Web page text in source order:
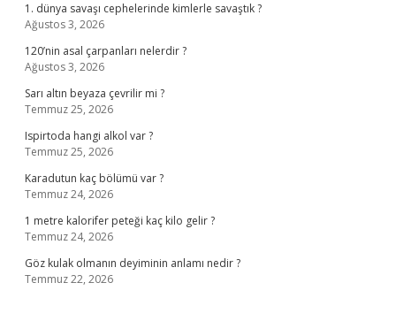
1. dünya savaşı cephelerinde kimlerle savaştık ?
Ağustos 3, 2026
120’nin asal çarpanları nelerdir ?
Ağustos 3, 2026
Sarı altın beyaza çevrilir mi ?
Temmuz 25, 2026
Ispirtoda hangi alkol var ?
Temmuz 25, 2026
Karadutun kaç bölümü var ?
Temmuz 24, 2026
1 metre kalorifer peteği kaç kilo gelir ?
Temmuz 24, 2026
Göz kulak olmanın deyiminin anlamı nedir ?
Temmuz 22, 2026